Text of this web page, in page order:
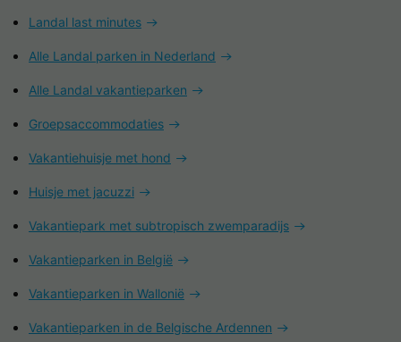
Landal last minutes
Alle Landal parken in Nederland
Alle Landal vakantieparken
Groepsaccommodaties
Vakantiehuisje met hond
Huisje met jacuzzi
Vakantiepark met subtropisch zwemparadijs
Vakantieparken in België
Vakantieparken in Wallonië
Vakantieparken in de Belgische Ardennen